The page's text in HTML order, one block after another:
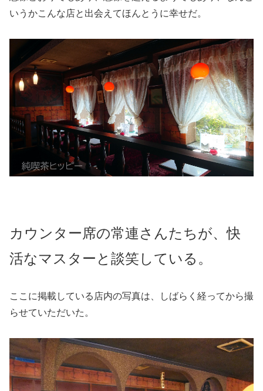
いうかこんな店と出会えてほんとうに幸せだ。
カウンター席の常連さんたちが、快
活なマスターと談笑している。
ここに掲載している店内の写真は、しばらく経ってから撮
らせていただいた。